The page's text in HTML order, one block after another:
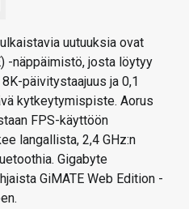
uutuuksia ovat
-näppäimistö, josta löytyy
päivitystaajuus ja 0,1
kytkeytymispiste. Aorus
FPS-käyttöön
langallista, 2,4 GHz:n
Gigabyte
GiMATE Web Edition -